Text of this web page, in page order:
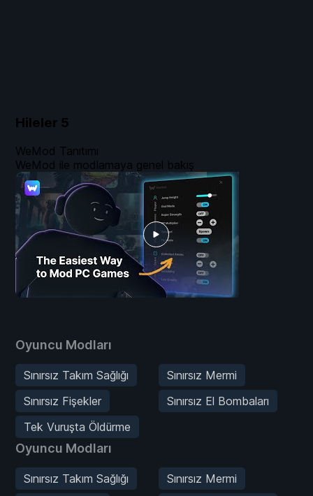
Hileler 5
Oyuncu Modları
Sınırsız Takım Sağlığı
Sınırsız Mermi
Sınırsız Fişekler
Sınırsız El Bombaları
Tek Vuruşta Öldürme
Oyuncu Modları
Sınırsız Takım Sağlığı
Sınırsız Mermi
WeMod Tanıtımı
WeMod ile modlamaya genel bakış